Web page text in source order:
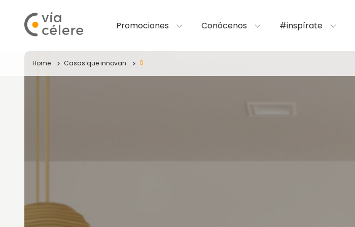
Promociones Conócenos #inspírate
Home Casas que innovan 0